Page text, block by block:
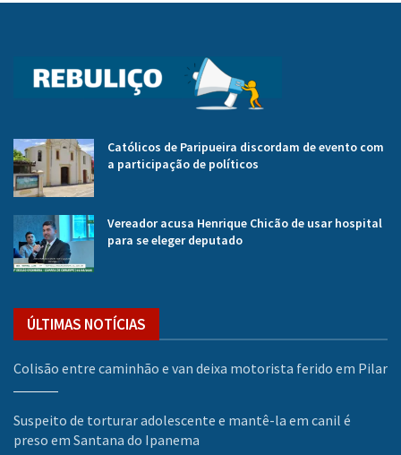
Católicos de Paripueira discordam de evento com
a participação de políticos
Vereador acusa Henrique Chicão de usar hospital
para se eleger deputado
ÚLTIMAS NOTÍCIAS
Colisão entre caminhão e van deixa motorista ferido em Pilar
Suspeito de torturar adolescente e mantê-la em canil é
preso em Santana do Ipanema